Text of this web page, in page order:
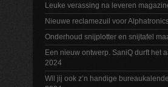
Leuke verassing na leveren
Nieuwe reclamezuil voor
Onderhoud snijplotter en snijtafel
Een nieuw ontwerp. SaniQ durft het
2024
Wil jij ook z’n handige